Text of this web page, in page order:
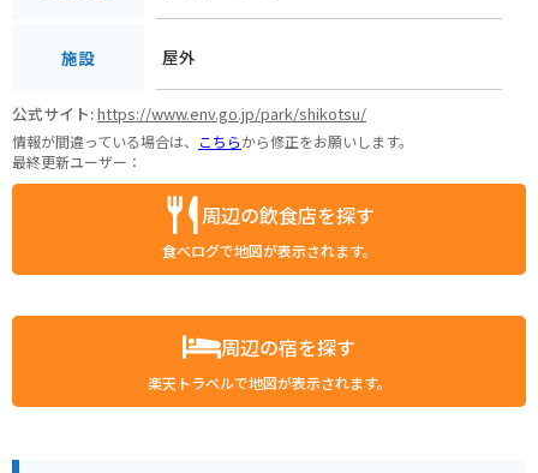
施設 屋外
公式サイト:https://www.env.go.jp/park/shikotsu/
情報が間違っている場合は、 こちらから修正をお願いします。
最終更新ユーザー：
周辺の飲食店を探す
食べログで地図が表示されます。
周辺の宿を探す
楽天トラベルで地図が表示されます。